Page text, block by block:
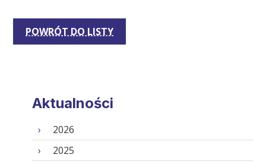
POWRÓT DO LISTY
Aktualności
2026
2025